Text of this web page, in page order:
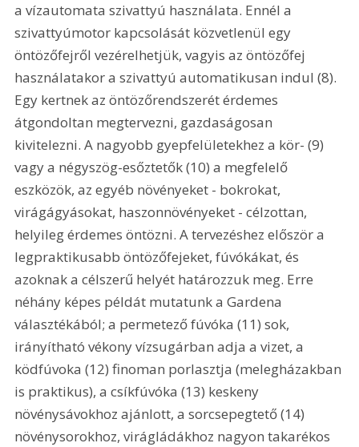
a vízautomata szivattyú használata. Ennél a
szivattyúmotor kapcsolását közvetlenül egy
öntözőfejről vezérelhetjük, vagyis az öntözőfej
használatakor a szivattyú automatikusan indul (8).
Egy kertnek az öntözőrendszerét érdemes
átgondoltan megtervezni, gazdaságosan
kivitelezni. A nagyobb gyepfelületekhez a kör- (9)
vagy a négyszög-esőztetők (10) a megfelelő
eszközök, az egyéb növényeket - bokrokat,
virágágyásokat, haszonnövényeket - célzottan,
helyileg érdemes öntözni. A tervezéshez először a
legpraktikusabb öntözőfejeket, fúvókákat, és
azoknak a célszerű helyét határozzuk meg. Erre
néhány képes példát mutatunk a Gardena
választékából; a permetező fúvóka (11) sok,
irányítható vékony vízsugárban adja a vizet, a
ködfúvoka (12) finoman porlasztja (melegházakban
is praktikus), a csíkfúvóka (13) keskeny
növénysávokhoz ajánlott, a sorcsepegtető (14)
növénysorokhoz, virágládákhoz nagyon takarékos